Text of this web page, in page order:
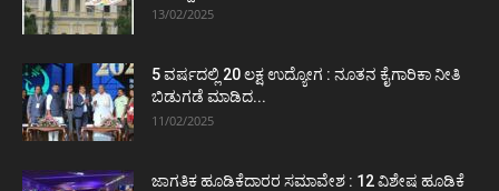
13/02/2025
5 ವರ್ಷದಲ್ಲಿ 20 ಲಕ್ಷ ಉದ್ಯೋಗ : ನೂತನ ಕೈಗಾರಿಕಾ ನೀತಿ
ಬಿಡುಗಡೆ ಮಾಡಿದ...
11/02/2025
ಜಾಗತಿಕ ಹೂಡಿಕೆದಾರರ ಸಮಾವೇಶ : 12 ವಿಶೇಷ ಹೂಡಿಕೆ